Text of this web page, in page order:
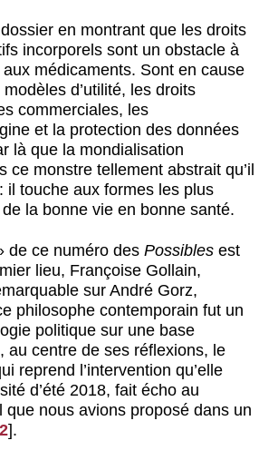
en montrant que les droits
incorporels sont un obstacle à
aux médicaments. Sont en cause
d’utilité, les droits
commerciales, les
et la protection des données
là que la mondialisation
ce monstre tellement abstrait qu’il
il touche aux formes les plus
la bonne vie en bonne santé.
de ce numéro des Possibles est
lieu, Françoise Gollain,
sur André Gorz,
philosophe contemporain fut un
politique sur une base
au centre de ses réflexions, le
reprend l’intervention qu’elle
d’été 2018, fait écho au
que nous avions proposé dans un
2].